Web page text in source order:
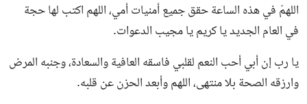
اللهمّ في هذه الساعة حقق جميع أمنيات أمي، اللهم اكتب لها حجة
في العام الجديد يا كريم يا مجيب الدعوات.
يا رب إن أبي أحب النعم لقلبي فاسقه العافية والسعادة، وجنبه المرض
وارزقه الصحة بلا منتهى، اللهم وأبعد الحزن عن قلبه.